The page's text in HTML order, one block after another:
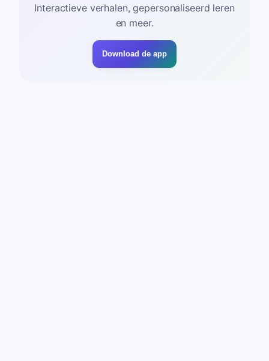
Interactieve verhalen, gepersonaliseerd leren
en meer.
Download de app